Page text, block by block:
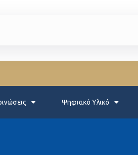
Ψηφιακό Υλικό